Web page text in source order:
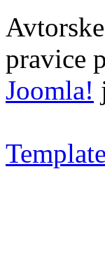
pravice
Joomla!